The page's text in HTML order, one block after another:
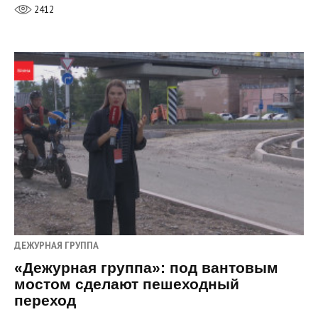
2412
ДЕЖУРНАЯ ГРУППА
«Дежурная группа»: под вантовым
мостом сделают пешеходный
переход